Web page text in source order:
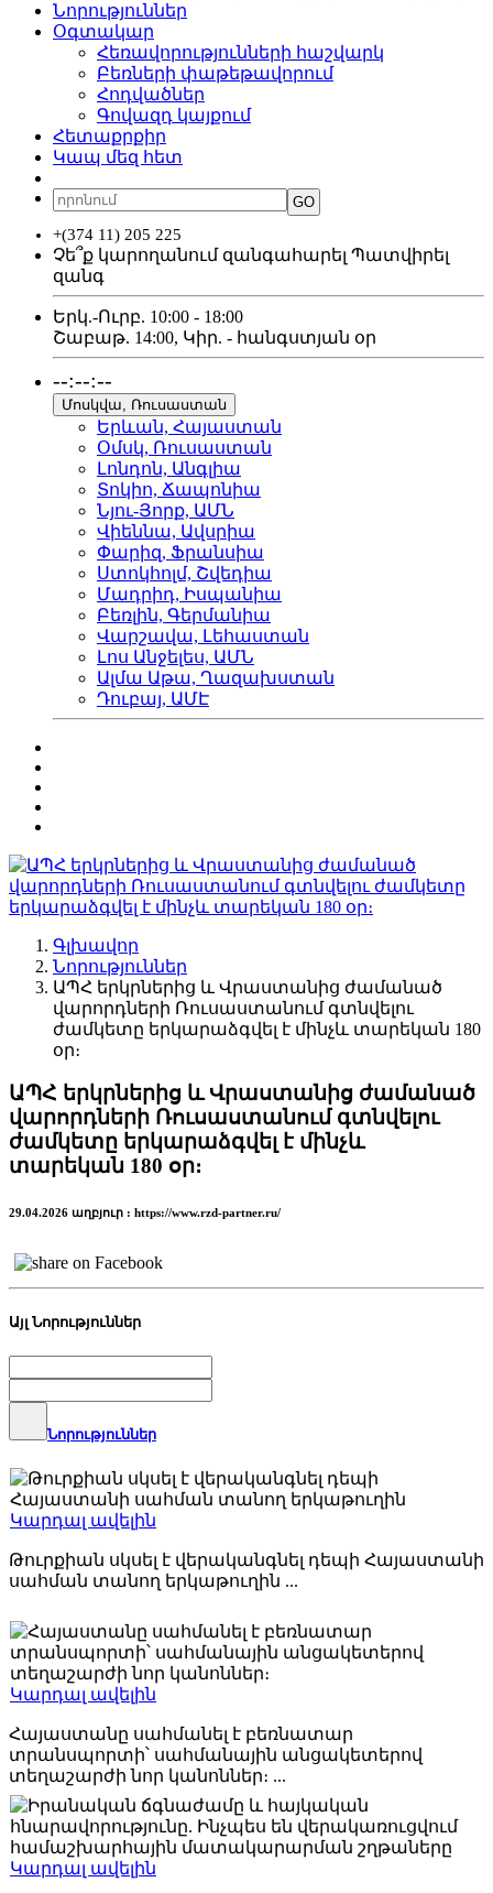
Նորություններ
Օգտակար
Հեռավորությունների հաշվարկ
Բեռների փաթեթավորում
Հոդվածներ
Գովազդ կայքում
Հետաքրքիր
Կապ մեզ հետ
GO
+(374 11) 205 225
Չե՞ք կարողանում զանգահարել Պատվիրել
զանգ
Երկ.-Ուրբ. 10:00 - 18:00
Շաբաթ. 14:00, Կիր. - հանգստյան օր
--:--:--
Մոսկվա, Ռուսաստան
Երևան, Հայաստան
Օմսկ, Ռուսաստան
Լոնդոն, Անգլիա
Տոկիո, Ճապոնիա
Նյու-Յորք, ԱՄՆ
Վիեննա, Ավսրիա
Փարիզ, Ֆրանսիա
Ստոկհոլմ, Շվեդիա
Մադրիդ, Իսպանիա
Բեռլին, Գերմանիա
Վարշավա, Լեհաստան
Լոս Անջելես, ԱՄՆ
Ալմա Աթա, Ղազախստան
Դուբայ, ԱՄԷ
Գլխավոր
Նորություններ
ԱՊՀ երկրներից և Վրաստանից ժամանած
վարորդների Ռուսաստանում գտնվելու
ժամկետը երկարաձգվել է մինչև տարեկան 180
օր։
ԱՊՀ երկրներից և Վրաստանից ժամանած
վարորդների Ռուսաստանում գտնվելու
ժամկետը երկարաձգվել է մինչև
տարեկան 180 օր։
29.04.2026 աղբյուր : https://www.rzd-partner.ru/
Այլ Նորություններ
Նորություններ
Կարդալ ավելին
Թուրքիան սկսել է վերականգնել դեպի Հայաստանի
սահման տանող երկաթուղին ...
2026-07-29
Կարդալ ավելին
Հայաստանը սահմանել է բեռնատար
տրանսպորտի՝ սահմանային անցակետերով
տեղաշարժի նոր կանոններ։ ...
2026-07-24
Կարդալ ավելին